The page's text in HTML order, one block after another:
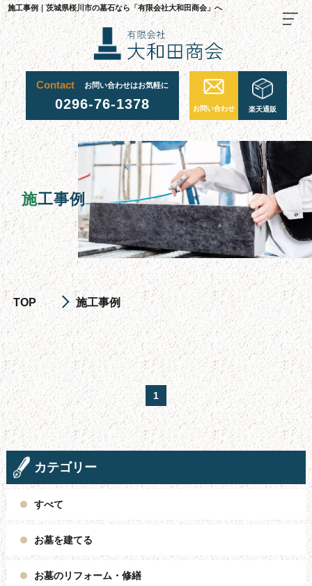
施工事例｜茨城県桜川市の墓石なら「有限会社大和田商会」へ
Contact お問い合わせはお気軽に
0296-76-1378 お問い合わせ 楽天通販
施工事例
TOP 施工事例
TOP
当社が選ばれる理由
施工事例
お墓について
お墓を建てる
お墓のリフォーム・修繕
お墓じまい
お墓の引っ越し
文字彫り
採用情報
楽天通販
スタッフ紹介
よくある質問
会社概要
サイトマップ
1
カテゴリー
すべて
お墓を建てる
お墓のリフォーム・修繕